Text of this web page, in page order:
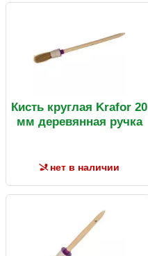
Кисть круглая Krafor 20
мм деревянная ручка
нет в наличии